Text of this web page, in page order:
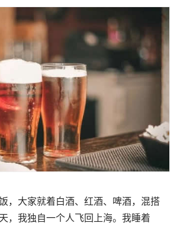
，大家就着白酒、红酒、啤酒，混搭
，我独自一个人飞回上海。我睡着